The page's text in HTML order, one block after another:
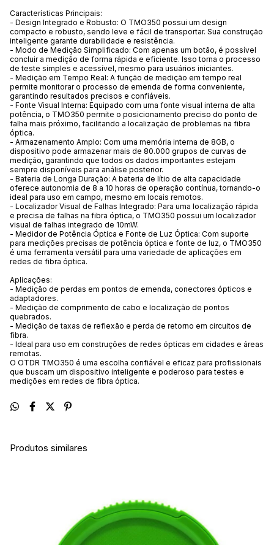
Características Principais:
- Design Integrado e Robusto: O TMO350 possui um design
compacto e robusto, sendo leve e fácil de transportar. Sua construção
inteligente garante durabilidade e resistência.
- Modo de Medição Simplificado: Com apenas um botão, é possível
concluir a medição de forma rápida e eficiente. Isso torna o processo
de teste simples e acessível, mesmo para usuários iniciantes.
- Medição em Tempo Real: A função de medição em tempo real
permite monitorar o processo de emenda de forma conveniente,
garantindo resultados precisos e confiáveis.
- Fonte Visual Interna: Equipado com uma fonte visual interna de alta
potência, o TMO350 permite o posicionamento preciso do ponto de
falha mais próximo, facilitando a localização de problemas na fibra
óptica.
- Armazenamento Amplo: Com uma memória interna de 8GB, o
dispositivo pode armazenar mais de 80.000 grupos de curvas de
medição, garantindo que todos os dados importantes estejam
sempre disponíveis para análise posterior.
- Bateria de Longa Duração: A bateria de lítio de alta capacidade
oferece autonomia de 8 a 10 horas de operação contínua, tornando-o
ideal para uso em campo, mesmo em locais remotos.
- Localizador Visual de Falhas Integrado: Para uma localização rápida
e precisa de falhas na fibra óptica, o TMO350 possui um localizador
visual de falhas integrado de 10mW.
- Medidor de Potência Óptica e Fonte de Luz Óptica: Com suporte
para medições precisas de potência óptica e fonte de luz, o TMO350
é uma ferramenta versátil para uma variedade de aplicações em
redes de fibra óptica.
Aplicações:
- Medição de perdas em pontos de emenda, conectores ópticos e
adaptadores.
- Medição de comprimento de cabo e localização de pontos
quebrados.
- Medição de taxas de reflexão e perda de retorno em circuitos de
fibra.
- Ideal para uso em construções de redes ópticas em cidades e áreas
remotas.
O OTDR TMO350 é uma escolha confiável e eficaz para profissionais
que buscam um dispositivo inteligente e poderoso para testes e
medições em redes de fibra óptica.
Produtos similares